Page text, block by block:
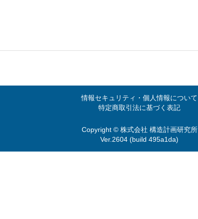
情報セキュリティ・個人情報について
特定商取引法に基づく表記
Copyright © 株式会社 構造計画研究所
Ver.2604 (build 495a1da)